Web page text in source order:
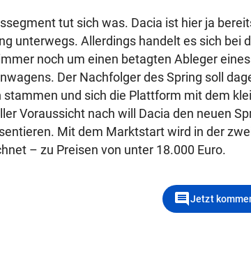
tut sich was. Dacia ist hier ja
unterwegs. Allerdings handelt es sich bei
noch um einen betagten Ableger
Der Nachfolger des Spring soll
und sich die Plattform mit dem
Voraussicht nach will Dacia den neuen
Mit dem Marktstart wird in der
– zu Preisen von unter 18.000 Euro.
commentJetzt